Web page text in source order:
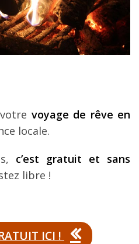
voyage de rêve en
locale.
c’est gratuit et sans
libre !
ICI !